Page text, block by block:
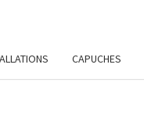
CAPUCHES